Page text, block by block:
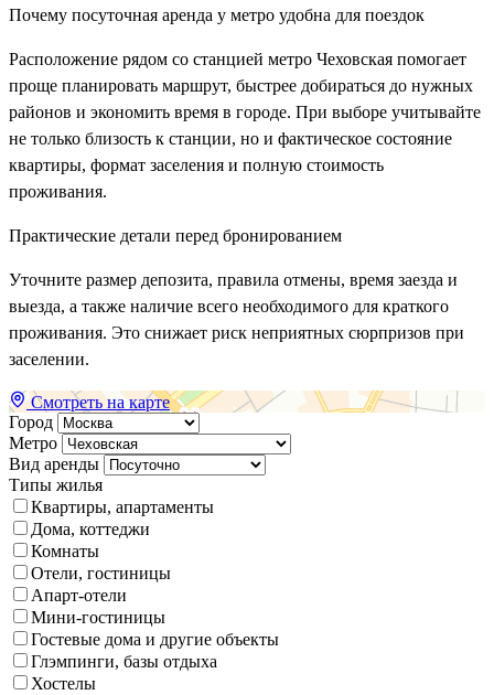
Почему посуточная аренда у метро удобна для поездок
Расположение рядом со станцией метро Чеховская помогает
проще планировать маршрут, быстрее добираться до нужных
районов и экономить время в городе. При выборе учитывайте
не только близость к станции, но и фактическое состояние
квартиры, формат заселения и полную стоимость
проживания.
Практические детали перед бронированием
Уточните размер депозита, правила отмены, время заезда и
выезда, а также наличие всего необходимого для краткого
проживания. Это снижает риск неприятных сюрпризов при
заселении.
Смотреть на карте
Город
Метро
Вид аренды
Типы жилья
Квартиры, апартаменты
Дома, коттеджи
Комнаты
Отели, гостиницы
Апарт-отели
Мини-гостиницы
Гостевые дома и другие объекты
Глэмпинги, базы отдыха
Хостелы